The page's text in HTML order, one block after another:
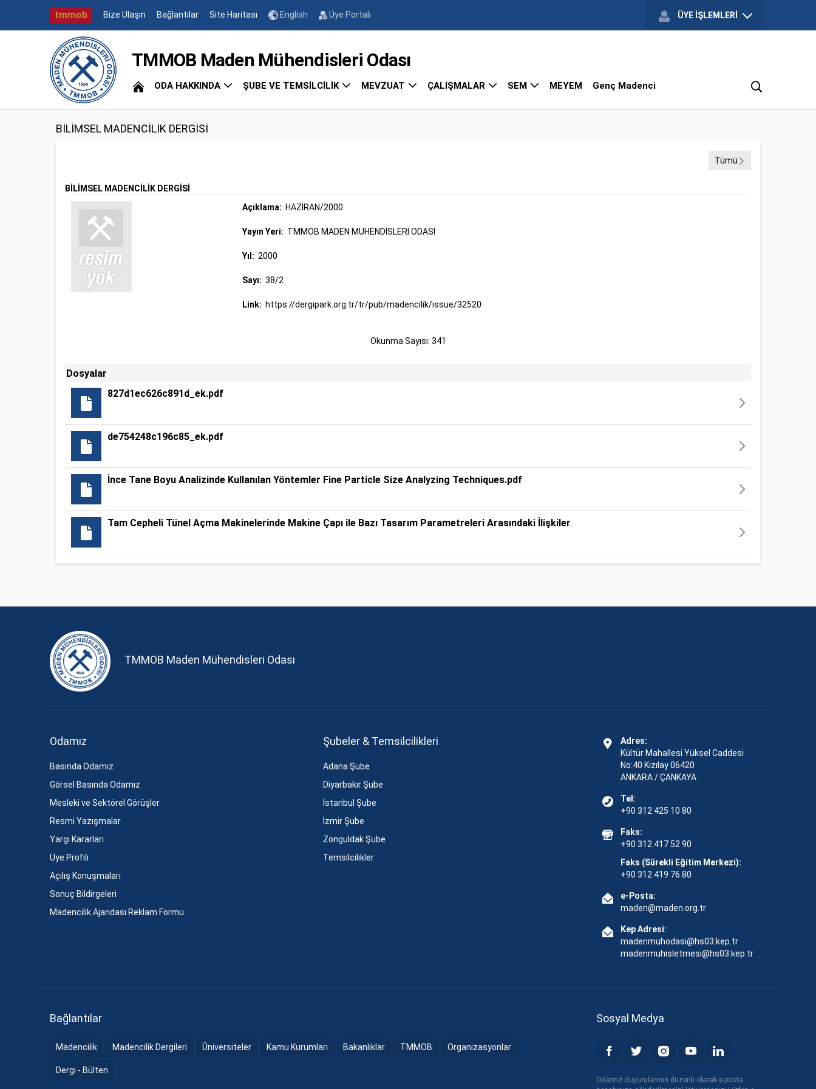
tmmob Bize Ulaşın Bağlantılar Site Haritası English Üye Portalı ÜYE İŞLEMLERİ
TMMOB Maden Mühendisleri Odası
ODA HAKKINDA ŞUBE VE TEMSİLCİLİK MEVZUAT ÇALIŞMALAR SEM MEYEM Genç Madenci
BİLİMSEL MADENCİLİK DERGİSİ
Tümü
BİLİMSEL MADENCİLİK DERGİSİ
Açıklama: HAZİRAN/2000
Yayın Yeri: TMMOB MADEN MÜHENDİSLERİ ODASI
Yıl: 2000
Sayı: 38/2
Link: https://dergipark.org.tr/tr/pub/madencilik/issue/32520
Okunma Sayısı: 341
Dosyalar
827d1ec626c891d_ek.pdf
de754248c196c85_ek.pdf
İnce Tane Boyu Analizinde Kullanılan Yöntemler Fine Particle Size Analyzing Techniques.pdf
Tam Cepheli Tünel Açma Makinelerinde Makine Çapı ile Bazı Tasarım Parametreleri Arasındaki İlişkiler
TMMOB Maden Mühendisleri Odası
Odamız
Basında Odamız
Görsel Basında Odamız
Mesleki ve Sektörel Görüşler
Resmi Yazışmalar
Yargı Kararları
Üye Profili
Açılış Konuşmaları
Sonuç Bildirgeleri
Madencilik Ajandası Reklam Formu
Şubeler & Temsilcilikleri
Adana Şube
Diyarbakır Şube
İstanbul Şube
İzmir Şube
Zonguldak Şube
Temsilcilikler
Adres:
Kültür Mahallesi Yüksel Caddesi
No:40 Kızılay 06420
ANKARA / ÇANKAYA
Tel:
+90 312 425 10 80
Faks:
+90 312 417 52 90
Faks (Sürekli Eğitim Merkezi):
+90 312 419 76 80
e-Posta:
maden@maden.org.tr
Kep Adresi:
madenmuhodasi@hs03.kep.tr
madenmuhisletmesi@hs03.kep.tr
Bağlantılar
Madencilik Madencilik Dergileri Üniversiteler Kamu Kurumları Bakanlıklar TMMOB Organizasyonlar
Dergi - Bülten
Sosyal Medya
Odamız duyurularının düzenli olarak e-posta